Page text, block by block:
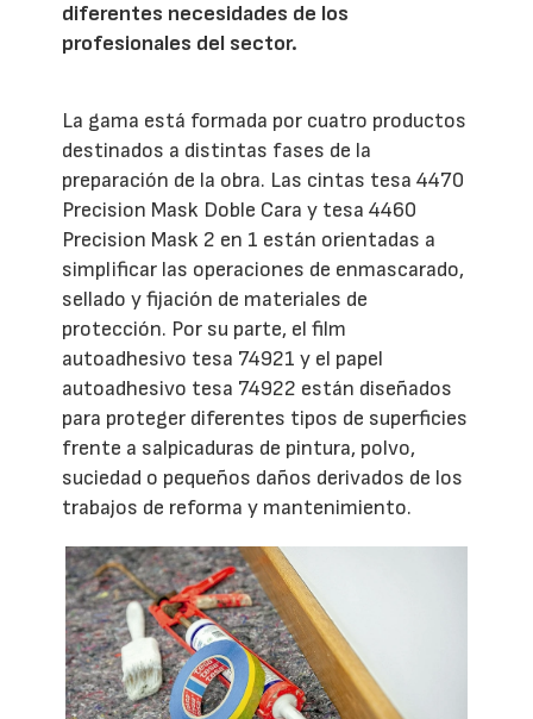
diferentes necesidades de los
profesionales del sector.
La gama está formada por cuatro productos
destinados a distintas fases de la
preparación de la obra. Las cintas tesa 4470
Precision Mask Doble Cara y tesa 4460
Precision Mask 2 en 1 están orientadas a
simplificar las operaciones de enmascarado,
sellado y fijación de materiales de
protección. Por su parte, el film
autoadhesivo tesa 74921 y el papel
autoadhesivo tesa 74922 están diseñados
para proteger diferentes tipos de superficies
frente a salpicaduras de pintura, polvo,
suciedad o pequeños daños derivados de los
trabajos de reforma y mantenimiento.